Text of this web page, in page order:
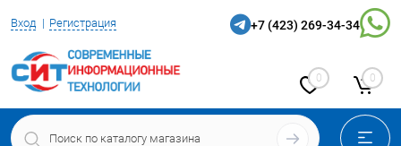
Вход Регистрация +7 (423) 269-34-34
0 0